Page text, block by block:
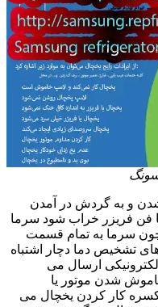
و به گردش در آمدن
فن فریزر خراب شود سرما
سرما به تمام قسمت
تشخیص دما دچار اشتباه
ارسال می
خاموش شدن موتور یا
کار کردن یخچال می